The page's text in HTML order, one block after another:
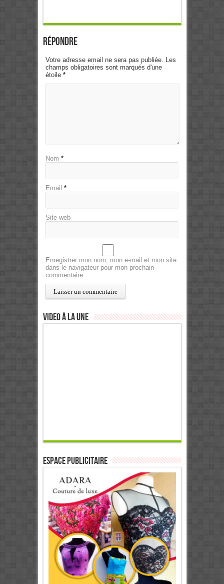
Répondre
Votre adresse email ne sera pas publiée. Les
champs obligatoires sont marqués d'une
étoile *
Nom *
Email *
Site web
Enregistrer mon nom, mon e-mail et mon site
dans le navigateur pour mon prochain
commentaire.
Video à la Une
ESPACE PUBLICITAIRE